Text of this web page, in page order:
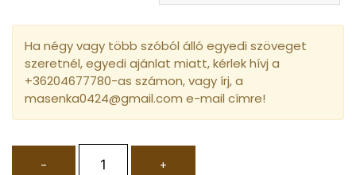
Ha négy vagy több szóból álló egyedi szöveget
szeretnél, egyedi ajánlat miatt, kérlek hívj a
+36204677780-as számon, vagy írj, a
masenka0424@gmail.com e-mail címre!
- +